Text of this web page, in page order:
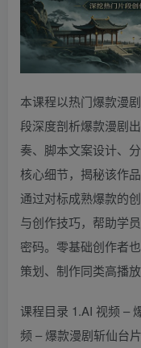
本课程以热门爆款漫
段深度剖析爆款漫剧
奏、脚本文案设计、
核心细节，揭秘该作
通过对标成熟爆款的
与创作技巧，帮助学
密码。零基础创作者
策划、制作同类高播放
课程目录 1.AI 视频 –
频 – 爆款漫剧斩仙台